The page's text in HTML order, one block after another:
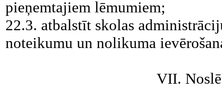
pieņemtajiem lēmumiem;
22.3. atbalstīt skolas
noteikumu un nolikuma
VII.